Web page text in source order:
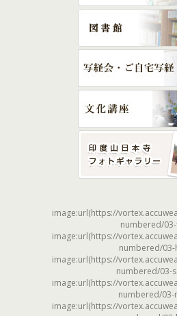
image:url(https://
numbered/
image:url(https://
numbered/
image:url(https://
numbered/03-
image:url(https://
numbered/03-
image:url(https://